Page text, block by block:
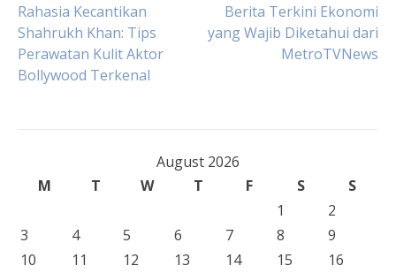
Post
navigation
Rahasia Kecantikan
Shahrukh Khan: Tips
Perawatan Kulit Aktor
Bollywood Terkenal
Berita Terkini Ekonomi
yang Wajib Diketahui dari
MetroTVNews
August 2026
M
T W T F S
S
1
2
3
4 5 6 7 8
9
10
11 12 13 14 15
16